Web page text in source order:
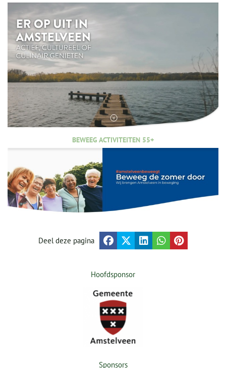
BEWEEG ACTIVITEITEN 55+
Deel deze pagina
Hoofdsponsor
Sponsors